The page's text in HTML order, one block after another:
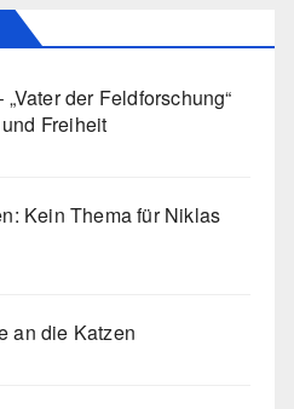
der Feldforschung“
Freiheit
Kein Thema für Niklas
an die Katzen